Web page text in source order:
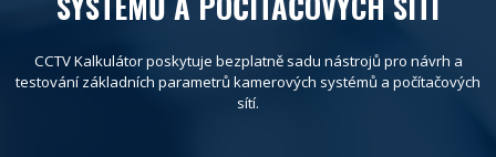
CCTV Kalkulátor poskytuje bezplatně sadu nástrojů pro návrh a
testování základních parametrů kamerových systémů a počítačových
sítí.